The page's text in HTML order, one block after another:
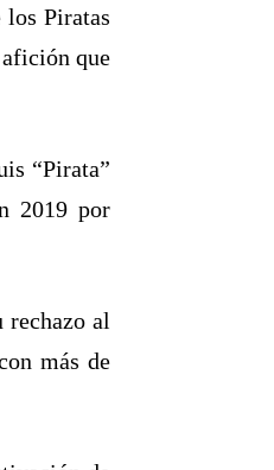
Piratas
que
“Pirata”
2019 por
al
más de